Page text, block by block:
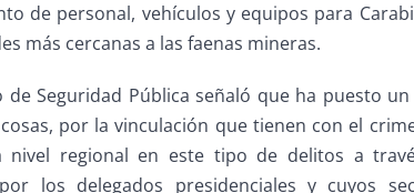
de personal, vehículos y equipos para
más cercanas a las faenas mineras.
de Seguridad Pública señaló que ha puesto
por la vinculación que tienen con el
nivel regional en este tipo de delitos a
los delegados presidenciales y cuyos